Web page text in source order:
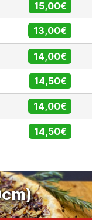
15,00€
13,00€
14,00€
14,50€
14,00€
14,50€